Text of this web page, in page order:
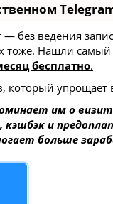
— без ведения
тоже. Нашли
бесплатно.
который упрощает
им о
кэшбэк и
больше